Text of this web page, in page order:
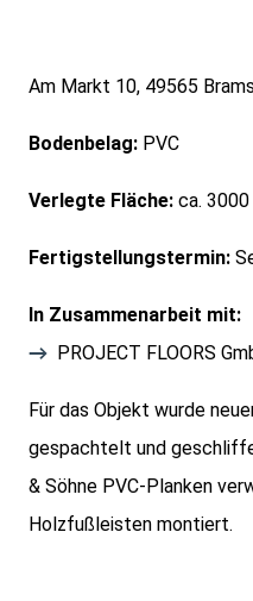
Am Markt 10, 49565
Bodenbelag: PVC
Verlegte Fläche: ca.
Fertigstellungstermin:
In Zusammenarbeit mit:
PROJECT FLOORS
Für das Objekt wurde
gespachtelt und
& Söhne PVC-Planken
Holzfußleisten montiert.